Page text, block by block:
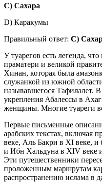
С) Сахара
D) Каракумы
Правильный ответ: С)
У туарегов есть легенда,
праматери и великой
Хинан, которая была
служанкой из южной
называвшегося Тафилалет.
укрепления Абалессы в
женщины. Многие туареги
Первые письменные
арабских текстах, включая
веке, Аль Бакри в XI веке,
и Ибн Хальдуна в XIV веке
Эти путешественники
проложенным маршрутам
распространению ислама в